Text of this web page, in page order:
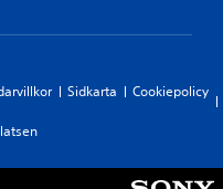
Sidkarta Cookiepolicy